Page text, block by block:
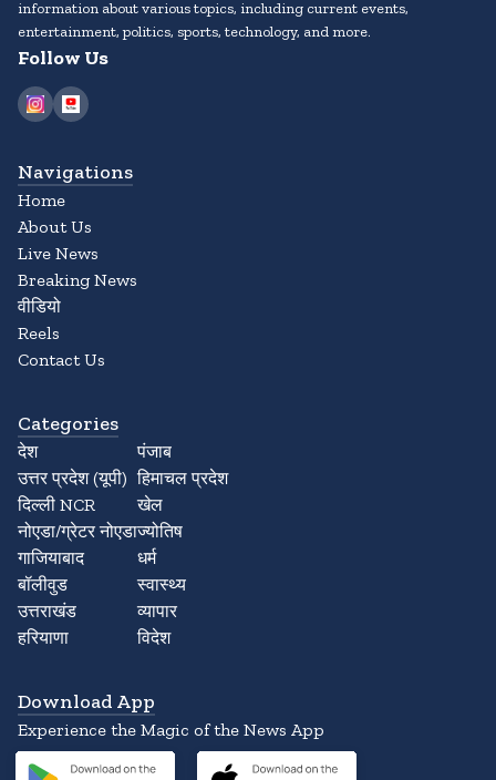
information about various topics, including current events,
entertainment, politics, sports, technology, and more.
Follow Us
Navigations
Home
About Us
Live News
Breaking News
वीडियो
Reels
Contact Us
Categories
देश
उत्तर प्रदेश (यूपी)
दिल्ली NCR
नोएडा/ग्रेटर नोएडा
गाजियाबाद
बॉलीवुड
उत्तराखंड
हरियाणा
पंजाब
हिमाचल प्रदेश
खेल
ज्योतिष
धर्म
स्वास्थ्य
व्यापार
विदेश
Download App
Experience the Magic of the News App